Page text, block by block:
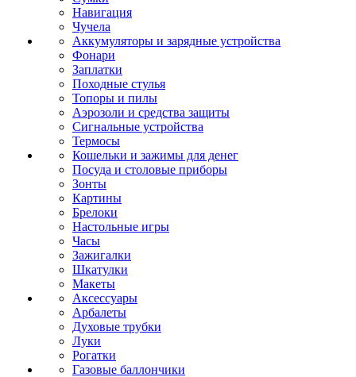
Навигация
Чучела
Аккумуляторы и зарядные устройства
Фонари
Заплатки
Походные стулья
Топоры и пилы
Аэрозоли и средства защиты
Сигнальные устройства
Термосы
Кошельки и зажимы для денег
Посуда и столовые приборы
Зонты
Картины
Брелоки
Настольные игры
Часы
Зажигалки
Шкатулки
Макеты
Аксессуары
Арбалеты
Духовые трубки
Луки
Рогатки
Газовые баллончики